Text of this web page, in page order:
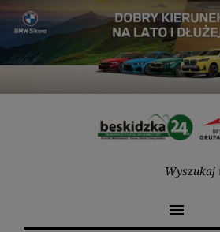
Przejdź
treści
menu